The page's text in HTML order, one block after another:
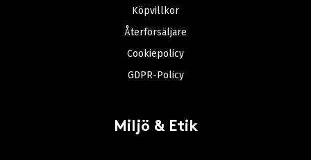
Köpvillkor
Återförsäljare
Cookiepolicy
GDPR-Policy
Miljö & Etik